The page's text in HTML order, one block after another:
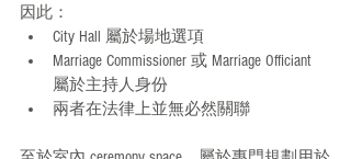
因此：
City Hall 屬於場地選項
Marriage Commissioner 或 Marriage Officiant
屬於主持人身份
兩者在法律上並無必然關聯